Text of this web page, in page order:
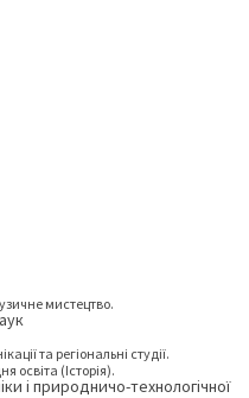
мистецтво.
та регіональні студії.
освіта (Історія).
і природничо-технологічної